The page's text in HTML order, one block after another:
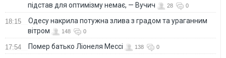
підстав для оптимізму немає, — Вучич
28 0
18:15
Одесу накрила потужна злива з градом та ураганним
вітром
148 0
17:54 Помер батько Ліонеля Мессі 138 0